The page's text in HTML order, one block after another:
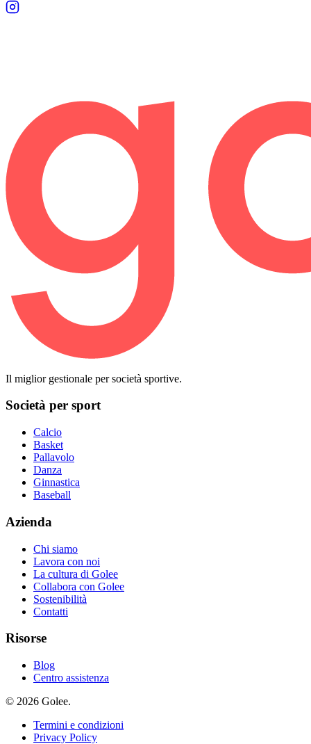
Il miglior gestionale per società sportive.
Società per sport
Calcio
Basket
Pallavolo
Danza
Ginnastica
Baseball
Azienda
Chi siamo
Lavora con noi
La cultura di Golee
Collabora con Golee
Sostenibilità
Contatti
Risorse
Blog
Centro assistenza
© 2026 Golee.
Termini e condizioni
Privacy Policy